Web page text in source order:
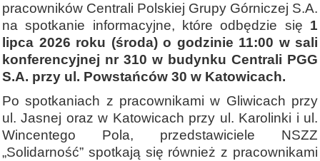
pracowników Centrali Polskiej Grupy Górniczej S.A.
na spotkanie informacyjne, które odbędzie się 1
lipca 2026 roku (środa) o godzinie 11:00 w sali
konferencyjnej nr 310 w budynku Centrali PGG
S.A. przy ul. Powstańców 30 w Katowicach.
Po spotkaniach z pracownikami w Gliwicach przy
ul. Jasnej oraz w Katowicach przy ul. Karolinki i ul.
Wincentego Pola, przedstawiciele NSZZ
„Solidarność” spotkają się również z pracownikami